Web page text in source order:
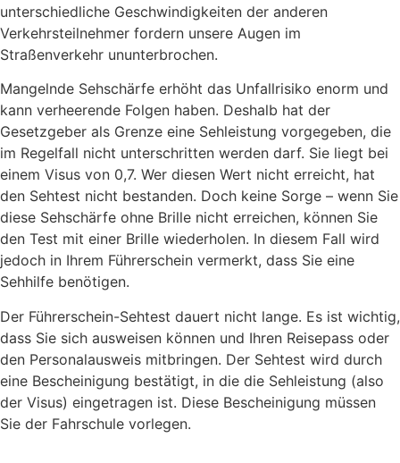
unterschiedliche Geschwindigkeiten der anderen
Verkehrsteilnehmer fordern unsere Augen im
Straßenverkehr ununterbrochen.
Mangelnde Sehschärfe erhöht das Unfallrisiko enorm und
kann verheerende Folgen haben. Deshalb hat der
Gesetzgeber als Grenze eine Sehleistung vorgegeben, die
im Regelfall nicht unterschritten werden darf. Sie liegt bei
einem Visus von 0,7. Wer diesen Wert nicht erreicht, hat
den Sehtest nicht bestanden. Doch keine Sorge – wenn Sie
diese Sehschärfe ohne Brille nicht erreichen, können Sie
den Test mit einer Brille wiederholen. In diesem Fall wird
jedoch in Ihrem Führerschein vermerkt, dass Sie eine
Sehhilfe benötigen.
Der Führerschein-Sehtest dauert nicht lange. Es ist wichtig,
dass Sie sich ausweisen können und Ihren Reisepass oder
den Personalausweis mitbringen. Der Sehtest wird durch
eine Bescheinigung bestätigt, in die die Sehleistung (also
der Visus) eingetragen ist. Diese Bescheinigung müssen
Sie der Fahrschule vorlegen.